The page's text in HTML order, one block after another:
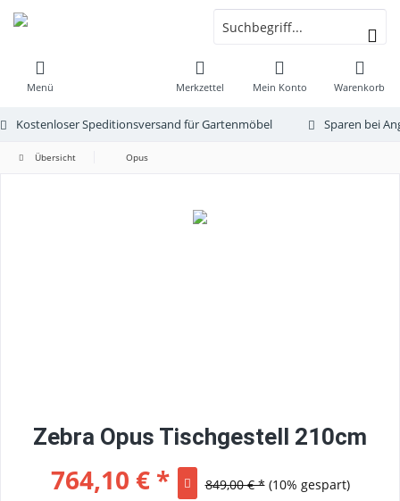
Menü Warenkorb
Merkzettel Mein Konto
Kostenloser Speditionsversand für Gartenmöbel Sparen bei
Übersicht Opus
Zebra Opus Tischgestell 210cm
764,10 € * 849,00 € * (10% gespart)